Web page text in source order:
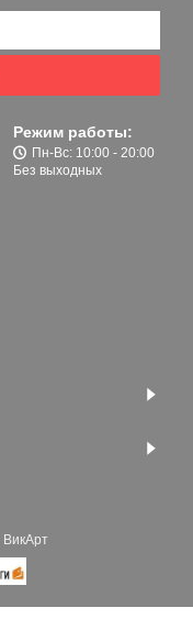
Режим работы:
Пн-Вс: 10:00 - 20:00
Без выходных
ВикАрт